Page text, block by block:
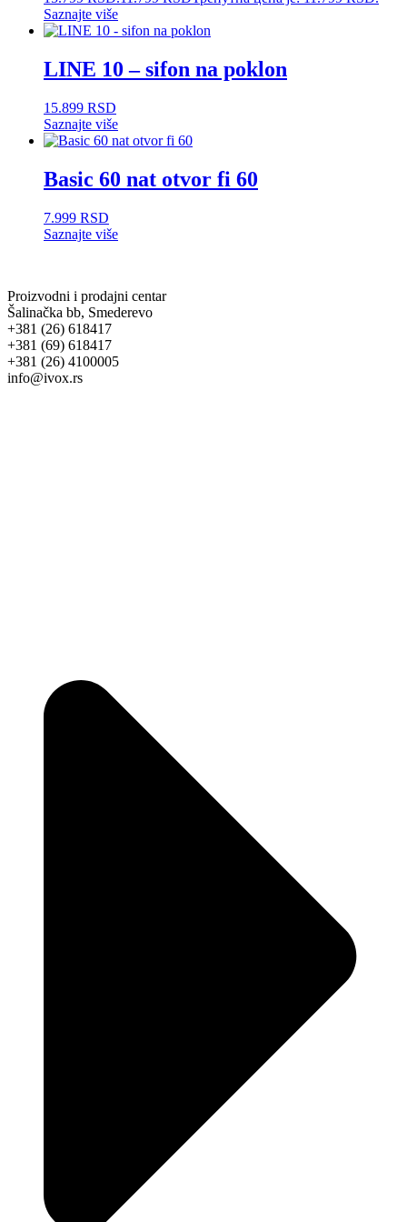
Saznajte više
LINE 10 – sifon na poklon
15.899 RSD
Saznajte više
Basic 60 nat otvor fi 60
7.999 RSD
Saznajte više
Proizvodni i prodajni centar
Šalinačka bb, Smederevo
+381 (26) 618417
+381 (69) 618417
+381 (26) 4100005
info@ivox.rs